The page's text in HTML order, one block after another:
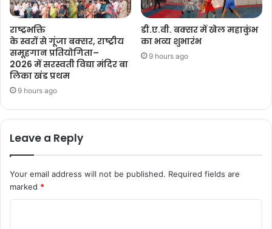
राष्ट्रभक्ति
के स्वरों से गूंजा बक्सर, राष्ट्रीय
समूहगान प्रतियोगिता–
2026 में सरस्वती विद्या मंदिर बा
लिका खंड प्रथम
9 hours ago
डी.ए.वी. बक्सर में खेल महाकुंभ
का भव्य शुभारंभ
9 hours ago
Leave a Reply
Your email address will not be published. Required fields are
marked *